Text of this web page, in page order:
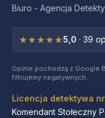
Biuro - Agencja
★★★★★5,0 · 39
Opinie pochodzą z Google
filtrujemy negatywnych.
Licencja detektywa
Komendant Stołeczny